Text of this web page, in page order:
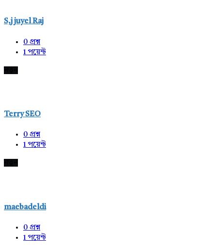
S,j juyel Raj
0 প্রশ্ন
1পয়েন্ট
Terry SEO
0 প্রশ্ন
1পয়েন্ট
maebadeldi
0 প্রশ্ন
1পয়েন্ট